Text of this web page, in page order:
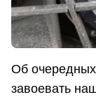
Об очередных
завоевать